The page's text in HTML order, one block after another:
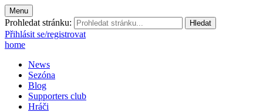
Menu
Prohledat stránku:
Přihlásit se/registrovat
home
News
Sezóna
Blog
Supporters club
Hráči